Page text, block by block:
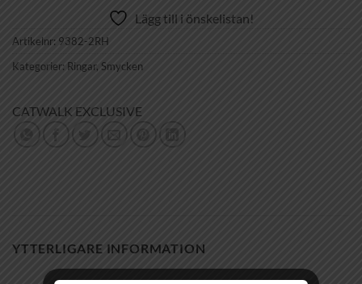
Lägg till i önskelistan!
Artikelnr: 9382-2RH
Kategorier: Ringar, Smycken
CATWALK EXCLUSIVE
YTTERLIGARE INFORMATION